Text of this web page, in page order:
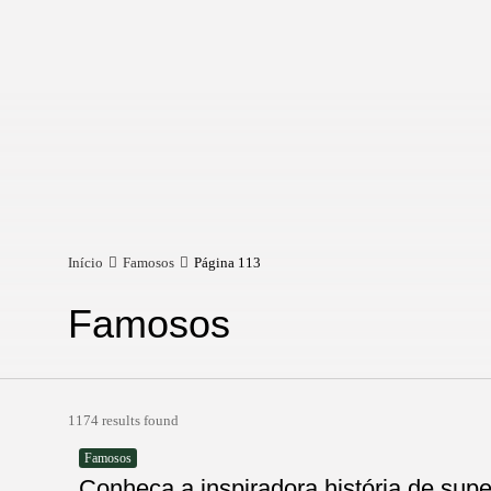
Início Famosos Página 113
Famosos
1174 results found
Famosos